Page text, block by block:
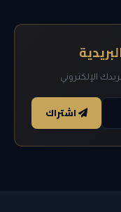
الإلكتروني
اشتراك